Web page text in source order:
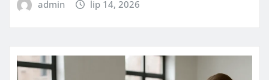
admin lip 14, 2026